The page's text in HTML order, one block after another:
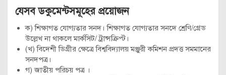
যেসব ডকুমেন্টসমূহের প্রয়োজন
ক) শিক্ষাগত যােগ্যতার সনদ। শিক্ষাগত যােগ্যতার সনদে শ্রেণি/গ্রেড
উল্লেখ না থাকলে মার্কসিট/ ট্রান্সক্রিপ্ট।
(খ) বিদেশী ডিগ্রীর ক্ষেত্রে বিশ্ববিদ্যালয় মঞ্জুরী কমিশন প্রদত্ত সমমানের
সনদপত্র।
গ) জাতীয় পরিচয় পত্র ।